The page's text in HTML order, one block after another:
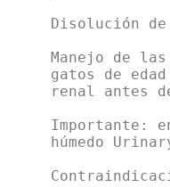
Disolución
Manejo de
gatos de
renal antes
Importante:
húmedo